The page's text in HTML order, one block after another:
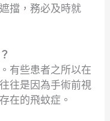
擋，務必及時就
有些患者之所以在
往是因為手術前視
在的飛蚊症。